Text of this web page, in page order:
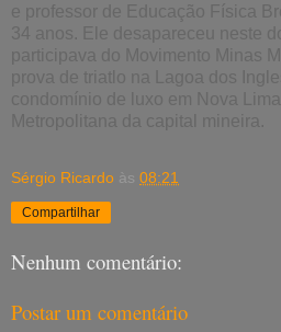
e professor de Educação Física
34 anos. Ele desapareceu neste
participava do Movimento Minas
prova de triatlo na Lagoa dos
condomínio de luxo em Nova
Metropolitana da capital mineira.
Sérgio Ricardo às 08:21
Compartilhar
Nenhum comentário:
Postar um comentário